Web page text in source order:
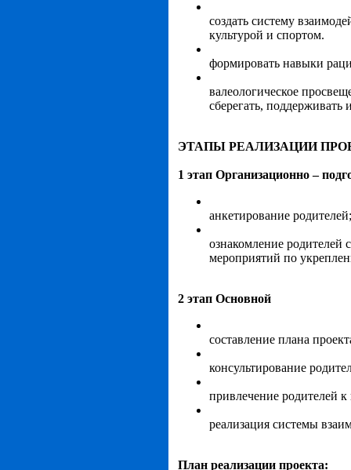
создать систему
культурой и спортом.
формировать навыки
валеологическое
сберегать, поддерживать
ЭТАПЫ РЕАЛИЗАЦИИ
1 этап Организационно –
анкетирование родителей;
ознакомление родителей
мероприятий по
2 этап Основной
составление плана
консультирование
привлечение родителей
реализация системы
План реализации проекта: